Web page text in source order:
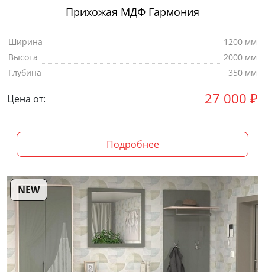
Прихожая МДФ Гармония
Ширина
1200 мм
Высота
2000 мм
Глубина
350 мм
Цена от: 27 000 ₽
Подробнее
NEW